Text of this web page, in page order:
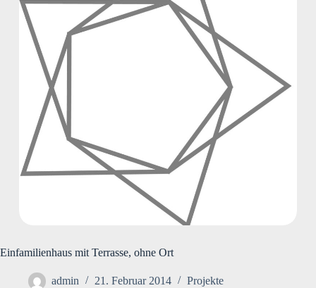
Einfamilienhaus mit Terrasse, ohne Ort
admin 21. Februar 2014 Projekte